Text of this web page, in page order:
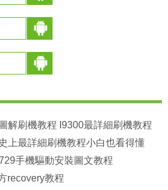
解刷機教程 I9300最詳細刷機教程
上最詳細刷機教程小白也看得懂
手機驅動安裝圖文教程
recovery教程